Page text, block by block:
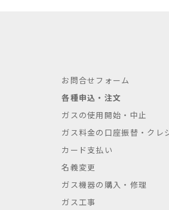
お問合せフォーム
各種申込・注文
ガスの使用開始・中止
ガス料金の口座振替・クレ
カード支払い
名義変更
ガス機器の購入・修理
ガス工事